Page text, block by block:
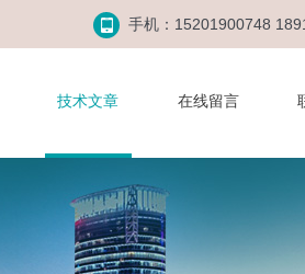
手机：15201900748
技术文章 在线留言